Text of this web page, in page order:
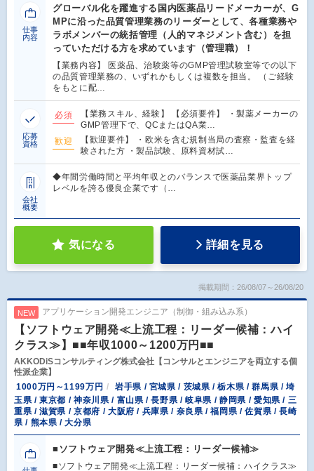
仕事
内容
グローバル化を躍進する国内医薬品リードメーカーが、G
MPに沿った品質管理業務のリーダーとして、各種業務や
ラボメンバーの統括管理（人的マネジメント含む）を担
っていただける方を求めています（管理職）！
【業務内容】 医薬品、治験薬等のGMP管理試験室等での以下
の品質管理業務の、いずれかもしくは複数を担当。 （ご経験
をもとに配…
応募
資格
必須
【業務スキル、経験】 【必須要件】 ・製薬メーカーの
GMP管理下で、QCまたはQA業…
歓迎
【歓迎要件】 ・欧米を含む規制当局の査察・監査を経
験された方 ・製品試験、原料資材試…
会社
概要
◆年間労働時間と平均年収とのバランスで医薬品業界トップ
レベルを誇る優良企業です（…
気になる 詳細を見る
掲載期間：26/08/07～26/08/20
NEW アプリケーション開発エンジニア（制御・組み込み系）
【ソフトウェア開発≪上流工程：リーダー候補：ハイ
クラス≫】■■年収1000～1200万円■■
AKKODiSコンサルティング株式会社【コンサルとエンジニアを両立する個
性派企業】
1000万円～1199万円
岩手県 / 宮城県 / 茨城県 / 栃木県 / 群馬県 / 埼
玉県 / 東京都 / 神奈川県 / 富山県 / 長野県 / 岐阜県 / 静岡県 / 愛知県 / 三
重県 / 滋賀県 / 京都府 / 大阪府 / 兵庫県 / 奈良県 / 福岡県 / 佐賀県 / 長崎
県 / 熊本県 / 大分県
■ソフトウェア開発≪上流工程：リーダー候補≫
■ソフトウェア開発≪上流工程：リーダー候補：ハイクラス≫